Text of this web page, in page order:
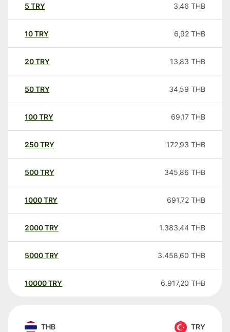
5 TRY 3,46 THB
10TRY 6,92 THB
20TRY 13,83 THB
50TRY 34,59 THB
100TRY 69,17 THB
250TRY 172,93 THB
500TRY 345,86 THB
1000TRY 691,72 THB
2000TRY 1.383,44 THB
5000TRY 3.458,60 THB
10000 TRY 6.917,20 THB
THB TRY